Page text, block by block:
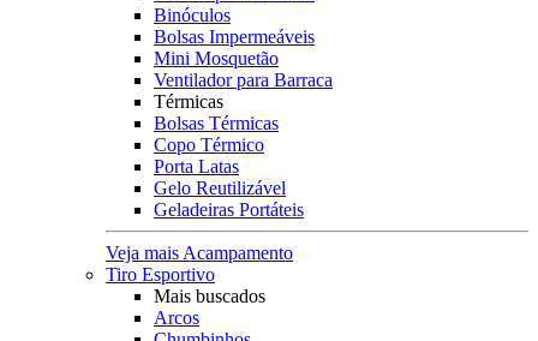
Binóculos
Bolsas Impermeáveis
Mini Mosquetão
Ventilador para Barraca
Térmicas
Bolsas Térmicas
Copo Térmico
Porta Latas
Gelo Reutilizável
Geladeiras Portáteis
Veja mais Acampamento
Tiro Esportivo
Mais buscados
Arcos